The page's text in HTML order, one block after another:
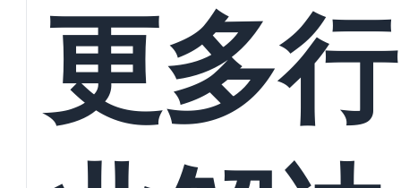
更多行